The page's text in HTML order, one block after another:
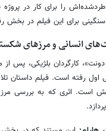
طردشده‌اش را برای کار در
سنگینی برای این فیلم در بخش
انسانی و مرزهای
کارگردان بلژیکی، پس
اول رفته است. فیلم داستان
است. اثری که به بررسی